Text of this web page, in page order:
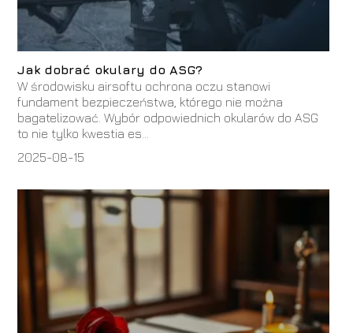
Jak dobrać okulary do ASG?
W środowisku airsoftu ochrona oczu stanowi
fundament bezpieczeństwa, którego nie można
bagatelizować. Wybór odpowiednich okularów do ASG
to nie tylko kwestia es...
2025-08-15